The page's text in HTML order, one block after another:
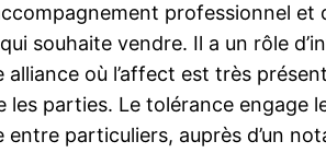
professionnel et
souhaite vendre. Il a un rôle
où l’affect est très
parties. Le tolérance engage
particuliers, auprès d’un